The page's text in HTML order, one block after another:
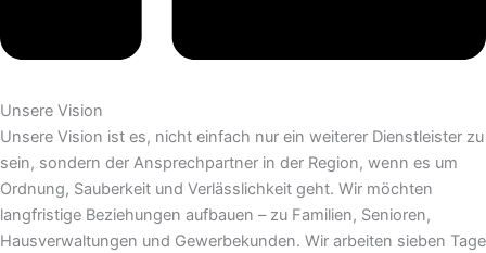
Unsere Vision
Unsere Vision ist es, nicht einfach nur ein weiterer Dienstleister zu
sein, sondern der Ansprechpartner in der Region, wenn es um
Ordnung, Sauberkeit und Verlässlichkeit geht. Wir möchten
langfristige Beziehungen aufbauen – zu Familien, Senioren,
Hausverwaltungen und Gewerbekunden. Wir arbeiten sieben Tage